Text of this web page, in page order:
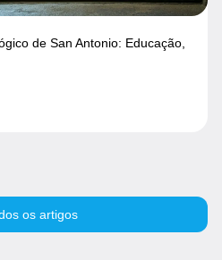
de San Antonio: Educação,
os artigos